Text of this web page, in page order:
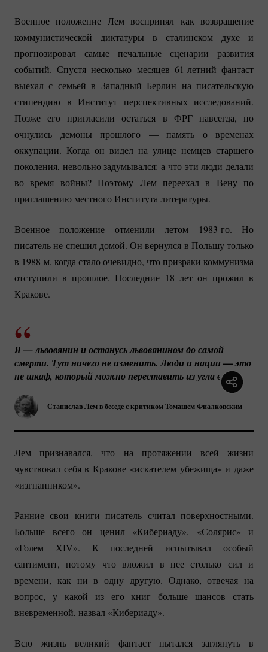
Военное положение Лем воспринял как возвращение
коммунистической диктатуры в сталинском духе и
прогнозировал самые печальные сценарии развития
событий. Спустя несколько месяцев 61-летний фантаст
выехал с семьей в Западный Берлин на писательскую
стипендию в Институт перспективных исследований.
Позже его пригласили остаться в ФРГ навсегда, но
очнулись демоны прошлого — память о временах
оккупации. Когда он видел на улице немцев старшего
поколения, невольно задумывался: а что эти люди делали
во время войны? Поэтому Лем переехал в Вену по
приглашению местного Института литературы.
Военное положение отменили летом 1983-го. Но
писатель не спешил домой. Он вернулся в Польшу только
в 1988-м, когда стало очевидно, что призраки коммунизма
отступили в прошлое. Последние 18 лет он прожил в
Кракове.
Станислав Лем в беседе с критиком Томашем Фиалковским
Я — львовянин и останусь львовянином до самой
смерти. Тут ничего не изменить. Люди и нации — это
не шкаф, который можно переставить из угла в угол.
Лем признавался, что на протяжении всей жизни
чувствовал себя в Кракове «искателем убежища» и даже
«изгнанником».
Ранние свои книги писатель считал поверхностными.
Больше всего он ценил «Кибериаду», «Солярис» и
«Голем XIV». К последней испытывал особый
сантимент, потому что вложил в нее столько сил и
времени, как ни в одну другую. Однако, отвечая на
вопрос, у какой из его книг больше шансов стать
вневременной, назвал «Кибериаду».
Всю жизнь великий фантаст пытался заглянуть в